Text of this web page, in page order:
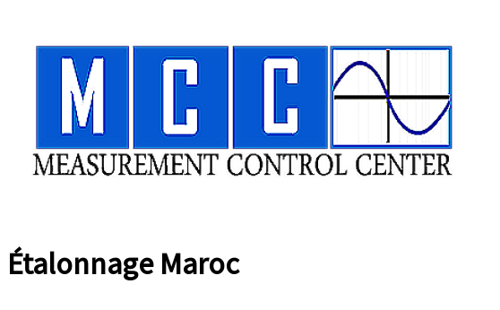
ÉtalonnageMaroc